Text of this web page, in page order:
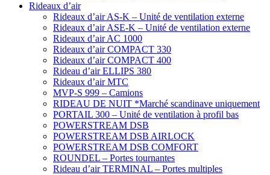
Rideaux d’air
Rideaux d’air AS-K – Unité de ventilation externe
Rideaux d’air ASE-K – Unité de ventilation externe
Rideaux d’air AC 1000
Rideaux d’air COMPACT 330
Rideaux d’air COMPACT 400
Rideau d’air ELLIPS 380
Rideaux d’air MTC
MVP-S 999 – Camions
RIDEAU DE NUIT *Marché scandinave uniquement
PORTAIL 300 – Unité de ventilation à profil bas
POWERSTREAM DSB
POWERSTREAM DSB AIRLOCK
POWERSTREAM DSB COMFORT
ROUNDEL – Portes tournantes
Rideau d’air TERMINAL – Portes multiples